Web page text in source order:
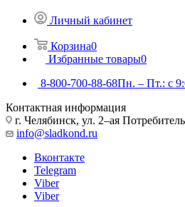
Личный кабинет
Корзина0
Избранные товары0
8-800-700-88-68Пн. – Пт.: с
Контактная информация
г. Челябинск, ул. 2–ая
info@sladkond.ru
Вконтакте
Telegram
Viber
Viber